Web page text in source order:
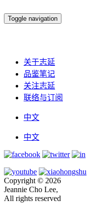
Toggle navigation
关于志延
品鉴笔记
关注志延
联络与订阅
中文
中文
Copyright © 2026
Jeannie Cho Lee,
All rights reserved